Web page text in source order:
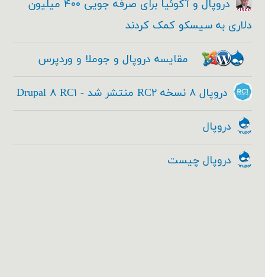
دروپال و آکوئیا برای صرفه جویی ۴۰۰ میلیون
دلاری به سیسکو کمک کردند
مقایسه دروپال و جوملا و وردپرس
دروپال ۸ نسخه RC۲ منتشر شد - Drupal ۸ RC۱
دروپال
دروپال چیست